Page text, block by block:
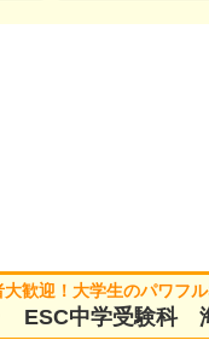
歓迎！大学生のパワフ
ESC中学受験科